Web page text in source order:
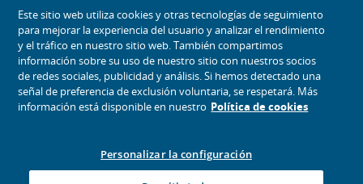
Viajar con Nosotros
Herramientas del Sitio
iconos de medios sociales
Este sitio web utiliza cookies y otras tecnologías de seguimiento
para mejorar la experiencia del usuario y analizar el rendimiento
y el tráfico en nuestro sitio web. También compartimos
información sobre su uso de nuestro sitio con nuestros socios
de redes sociales, publicidad y análisis. Si hemos detectado una
señal de preferencia de exclusión voluntaria, se respetará. Más
información está disponible en nuestro Política de cookies
Personalizar la configuración